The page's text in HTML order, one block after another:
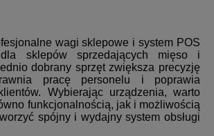
wagi sklepowe i system POS
sklepów sprzedających mięso i
dobrany sprzęt zwiększa precyzję
pracę personelu i poprawia
Wybierając urządzenia, warto
funkcjonalnością, jak i możliwością
spójny i wydajny system obsługi